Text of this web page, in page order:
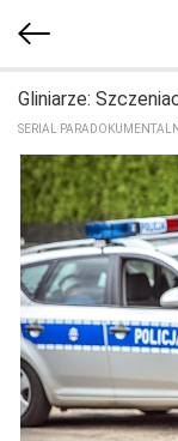
Gliniarze:
SERIAL